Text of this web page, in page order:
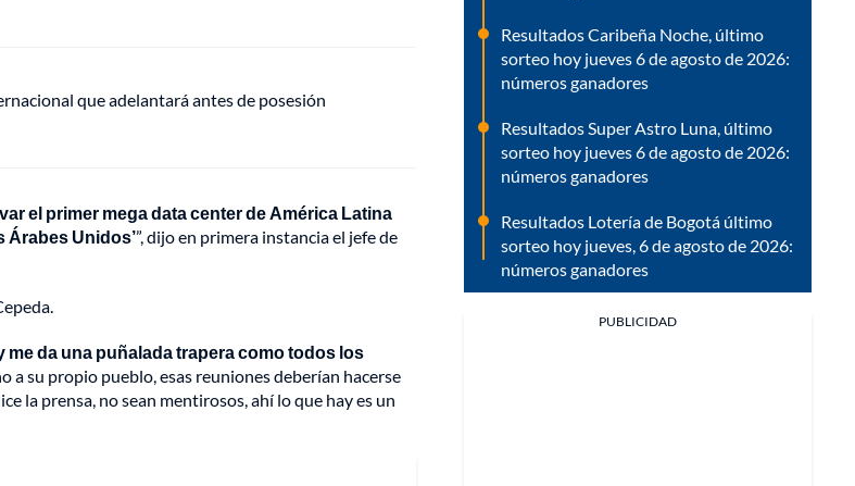
que adelantará antes de posesión
el primer mega data center de América Latina
Árabes Unidos’”, dijo en primera instancia el jefe de
me da una puñalada trapera como todos los
a su propio pueblo, esas reuniones deberían hacerse
la prensa, no sean mentirosos, ahí lo que hay es un
Resultados Caribeña Noche, último
sorteo hoy jueves 6 de agosto de 2026:
números ganadores
Resultados Super Astro Luna, último
sorteo hoy jueves 6 de agosto de 2026:
números ganadores
Resultados Lotería de Bogotá último
sorteo hoy jueves, 6 de agosto de 2026:
números ganadores
PUBLICIDAD